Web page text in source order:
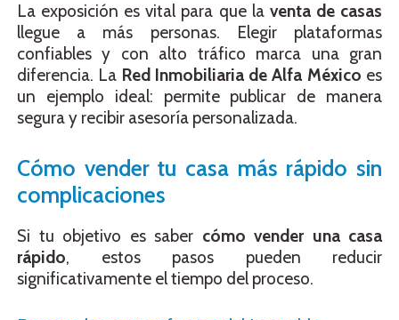
La exposición es vital para que la venta de casas
llegue a más personas. Elegir plataformas
confiables y con alto tráfico marca una gran
diferencia. La Red Inmobiliaria de Alfa México es
un ejemplo ideal: permite publicar de manera
segura y recibir asesoría personalizada.
Cómo vender tu casa más rápido sin
complicaciones
Si tu objetivo es saber cómo vender una casa
rápido, estos pasos pueden reducir
significativamente el tiempo del proceso.